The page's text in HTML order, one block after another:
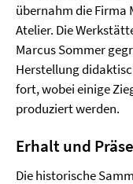
übernahm die Firma
Atelier. Die
Marcus Sommer
Herstellung
fort, wobei einige
produziert werden.
Erhalt und
Die historische